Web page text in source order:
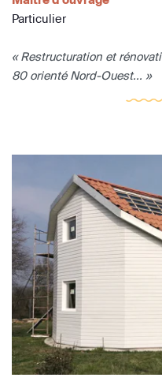
Particulier
« Restructuration et
80 orienté Nord-Ouest... »